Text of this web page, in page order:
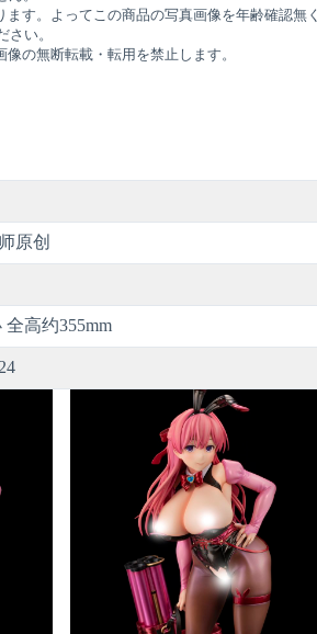
す。よってこの商品の写真画像を年齢確認無く
さい。
の無断転載・転用を禁止します。
原创
全高约355mm